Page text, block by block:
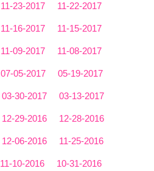
11-23-2017 11-22-2017
11-16-2017 11-15-2017
11-09-2017 11-08-2017
07-05-2017 05-19-2017
03-30-2017 03-13-2017
12-29-2016 12-28-2016
12-06-2016 11-25-2016
11-10-2016 10-31-2016